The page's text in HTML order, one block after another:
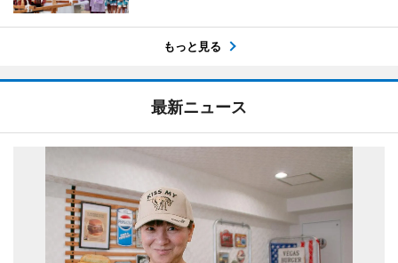
もっと見る
最新ニュース